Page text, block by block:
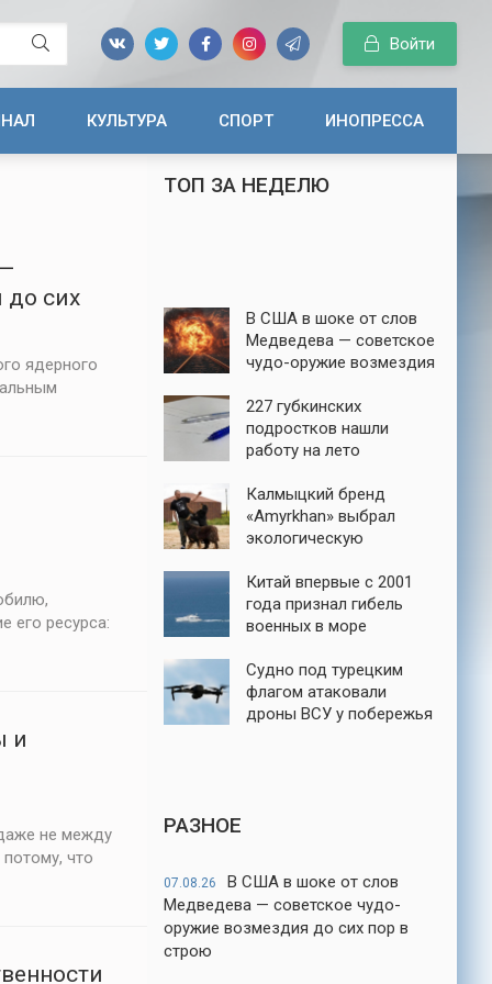
Войти
КУЛЬТУРА СПОРТ ИНОПРЕССА
до сих
ядерного
его ресурса:
и
не между
что
ТОП ЗА НЕДЕЛЮ
В США в шоке от слов
Медведева — советское
чудо-оружие возмездия
227 губкинских
подростков нашли
работу на лето
Калмыцкий бренд
«Amyrkhan» выбрал
экологическую
Китай впервые с 2001
года признал гибель
военных в море
Судно под турецким
флагом атаковали
дроны ВСУ у побережья
РАЗНОЕ
07.08.26
В США в шоке от слов
Медведева — советское чудо-
оружие возмездия до сих пор в
строю